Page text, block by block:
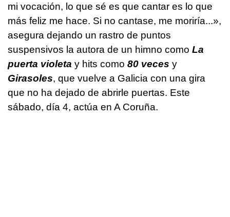
mi vocación, lo que sé es que cantar es lo que
más feliz me hace. Si no cantase, me moriría...»,
asegura dejando un rastro de puntos
suspensivos la autora de un himno como La
puerta violeta y hits como 80 veces y
Girasoles, que vuelve a Galicia con una gira
que no ha dejado de abrirle puertas. Este
sábado, día 4, actúa en A Coruña.